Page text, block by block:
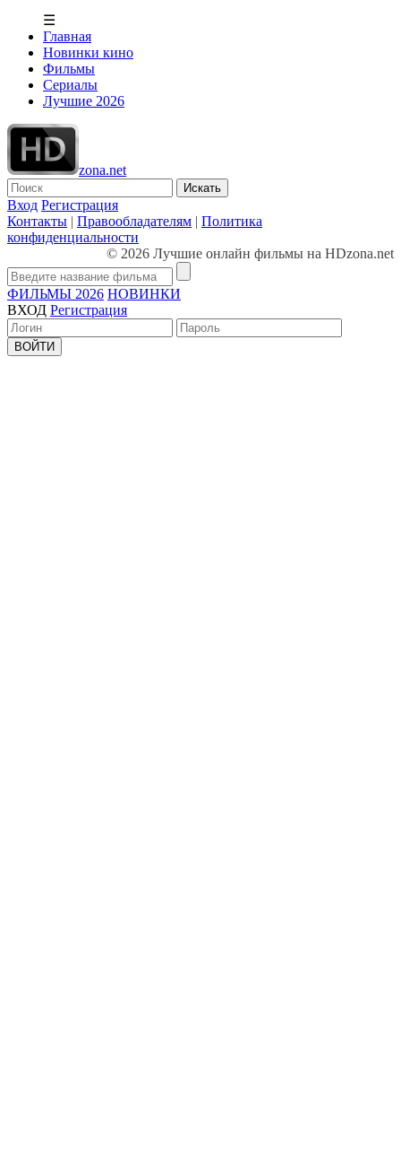
☰
Главная
Новинки кино
Фильмы
Сериалы
Лучшие 2026
zona.net
Искать
Вход Регистрация
Контакты | Правообладателям | Политика
конфиденциальности
© 2026 Лучшие онлайн фильмы на HDzona.net
ФИЛЬМЫ 2026 НОВИНКИ
ВХОД Регистрация